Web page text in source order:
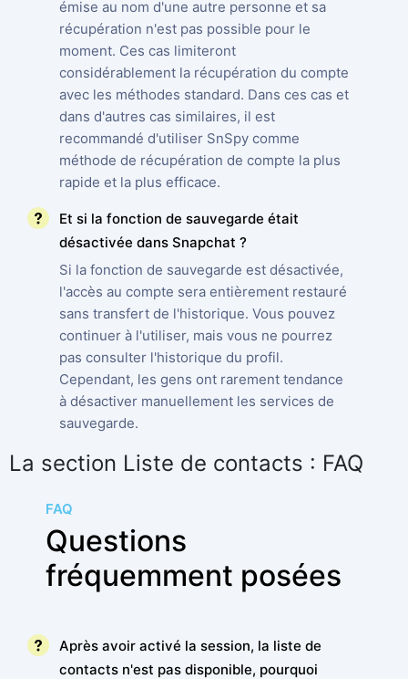
émise au nom d'une autre personne et sa
récupération n'est pas possible pour le
moment. Ces cas limiteront
considérablement la récupération du compte
avec les méthodes standard. Dans ces cas et
dans d'autres cas similaires, il est
recommandé d'utiliser SnSpy comme
méthode de récupération de compte la plus
rapide et la plus efficace.
Et si la fonction de sauvegarde était
désactivée dans Snapchat ?
Si la fonction de sauvegarde est désactivée,
l'accès au compte sera entièrement restauré
sans transfert de l'historique. Vous pouvez
continuer à l'utiliser, mais vous ne pourrez
pas consulter l'historique du profil.
Cependant, les gens ont rarement tendance
à désactiver manuellement les services de
sauvegarde.
La section Liste de contacts : FAQ
FAQ
Questions
fréquemment posées
Après avoir activé la session, la liste de
contacts n'est pas disponible, pourquoi